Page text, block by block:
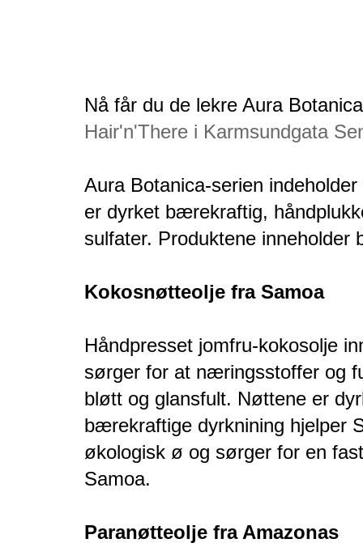
Nå får du de lekre Aura
Hair'n'There i Karmsundgata
Aura Botanica-serien
er dyrket bærekraftig,
sulfater. Produktene inneholder
Kokosnøtteolje fra Samoa
Håndpresset jomfru-kokosolje
sørger for at næringsstoffer og
bløtt og glansfult. Nøttene er
bærekraftige dyrknining hjelper
økologisk ø og sørger for en
Samoa.
Paranøtteolje fra Amazonas